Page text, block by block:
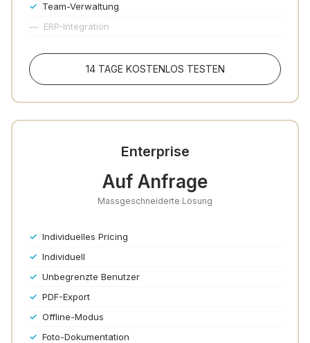
✓ Team-Verwaltung
— ERP-Integration
14 TAGE KOSTENLOS TESTEN
Enterprise
Auf Anfrage
Massgeschneiderte Lösung
✓ Individuelles Pricing
✓ Individuell
✓ Unbegrenzte Benutzer
✓ PDF-Export
✓ Offline-Modus
✓ Foto-Dokumentation